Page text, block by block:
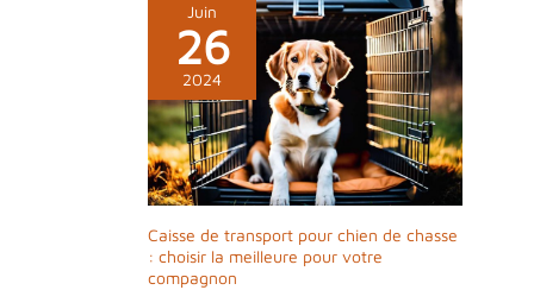
Juin
26
2024
Caisse de transport pour chien de chasse
: choisir la meilleure pour votre
compagnon